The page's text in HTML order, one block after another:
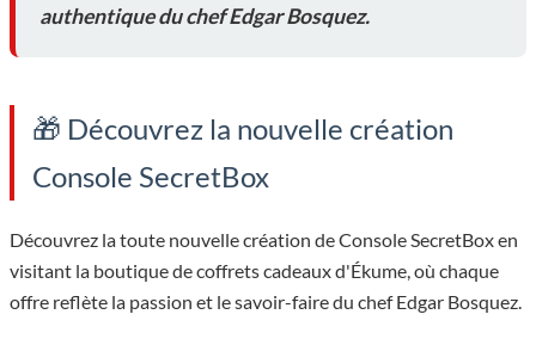
authentique du chef Edgar Bosquez.
🎁 Découvrez la nouvelle création
Console SecretBox
Découvrez la toute nouvelle création de Console SecretBox en
visitant la boutique de coffrets cadeaux d'Ékume, où chaque
offre reflète la passion et le savoir-faire du chef Edgar Bosquez.